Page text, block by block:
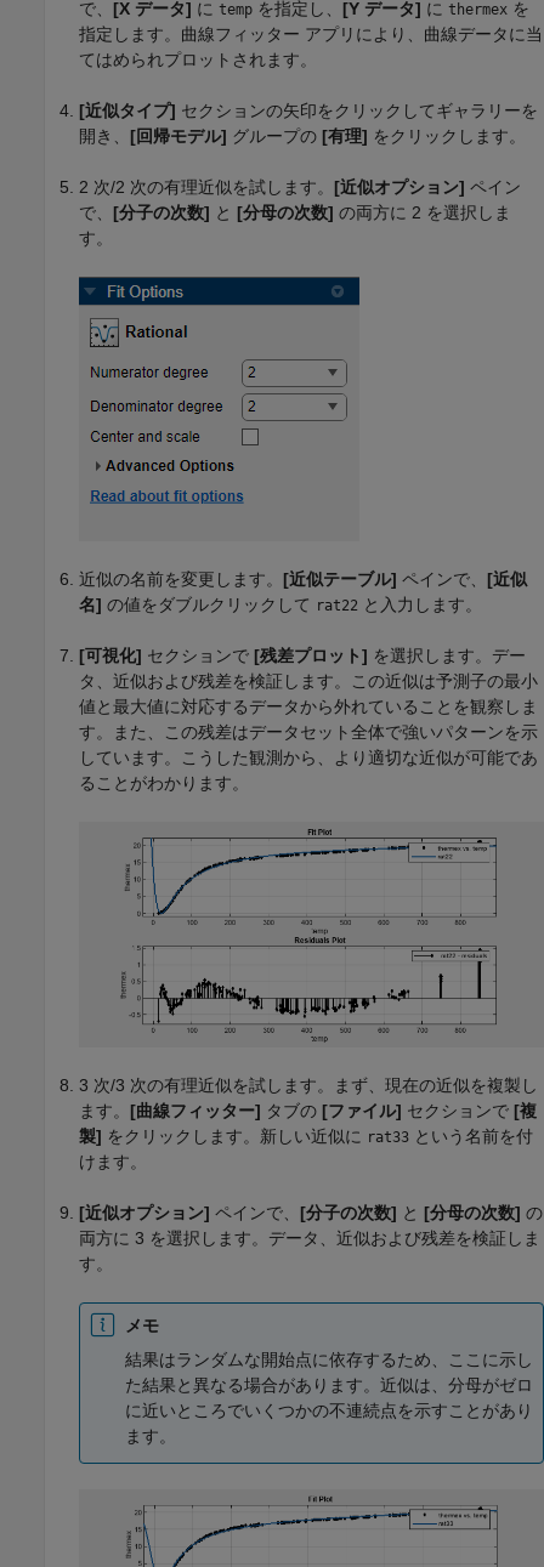
で、 [X データ] に temp を指定し、 [Y データ] に thermex を
指定します。曲線フィッター アプリにより、曲線データに当
てはめられプロットされます。
[近似タイプ] セクションの矢印をクリックしてギャラリーを
開き、 [回帰モデル] グループの [有理] をクリックします。
2 次/2 次の有理近似を試します。 [近似オプション] ペイン
で、 [分子の次数] と [分母の次数] の両方に 2 を選択しま
す。
近似の名前を変更します。 [近似テーブル] ペインで、 [近似
名] の値をダブルクリックして rat22 と入力します。
[可視化] セクションで [残差プロット] を選択します。デー
タ、近似および残差を検証します。この近似は予測子の最小
値と最大値に対応するデータから外れていることを観察しま
す。また、この残差はデータセット全体で強いパターンを示
しています。こうした観測から、より適切な近似が可能であ
ることがわかります。
3 次/3 次の有理近似を試します。まず、現在の近似を複製し
ます。 [曲線フィッター] タブの [ファイル] セクションで [複
製] をクリックします。新しい近似に rat33 という名前を付
けます。
[近似オプション] ペインで、 [分子の次数] と [分母の次数] の
両方に 3 を選択します。データ、近似および残差を検証しま
す。
メモ
結果はランダムな開始点に依存するため、ここに示し
た結果と異なる場合があります。近似は、分母がゼロ
に近いところでいくつかの不連続点を示すことがあり
ます。